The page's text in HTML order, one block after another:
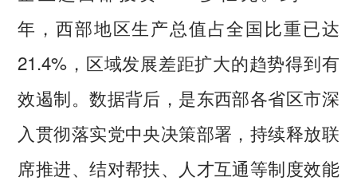
年，西部地区生产总值占全国比重已达
21.4%，区域发展差距扩大的趋势得到有
效遏制。数据背后，是东西部各省区市深
入贯彻落实党中央决策部署，持续释放联
席推进、结对帮扶、人才互通等制度效能